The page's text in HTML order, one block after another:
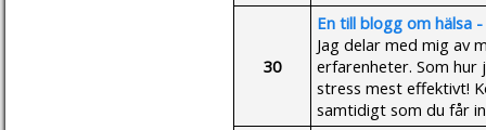
30
En till blogg om hälsa
Jag delar med mig av
erfarenheter. Som hur
stress mest effektivt!
samtidigt som du får